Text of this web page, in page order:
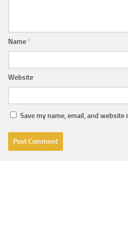
Name*
Website
Save my name, email, and